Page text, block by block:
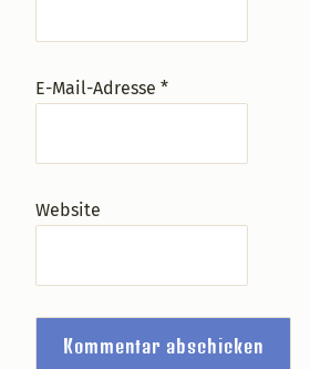
E-Mail-Adresse*
Website